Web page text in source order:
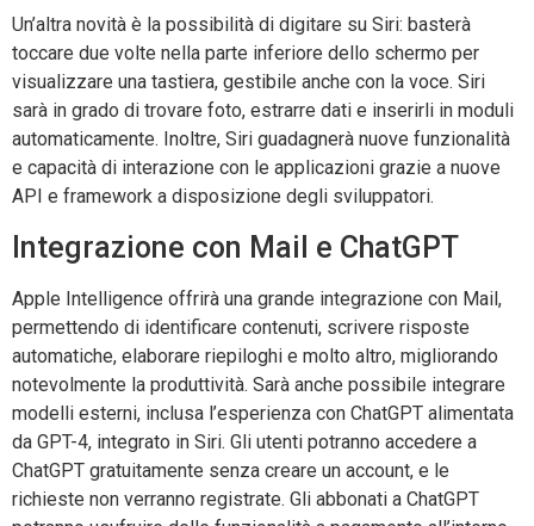
Un’altra novità è la possibilità di digitare su Siri: basterà
toccare due volte nella parte inferiore dello schermo per
visualizzare una tastiera, gestibile anche con la voce. Siri
sarà in grado di trovare foto, estrarre dati e inserirli in moduli
automaticamente. Inoltre, Siri guadagnerà nuove funzionalità
e capacità di interazione con le applicazioni grazie a nuove
API e framework a disposizione degli sviluppatori.
Integrazione con Mail e ChatGPT
Apple Intelligence offrirà una grande integrazione con Mail,
permettendo di identificare contenuti, scrivere risposte
automatiche, elaborare riepiloghi e molto altro, migliorando
notevolmente la produttività. Sarà anche possibile integrare
modelli esterni, inclusa l’esperienza con ChatGPT alimentata
da GPT-4, integrato in Siri. Gli utenti potranno accedere a
ChatGPT gratuitamente senza creare un account, e le
richieste non verranno registrate. Gli abbonati a ChatGPT